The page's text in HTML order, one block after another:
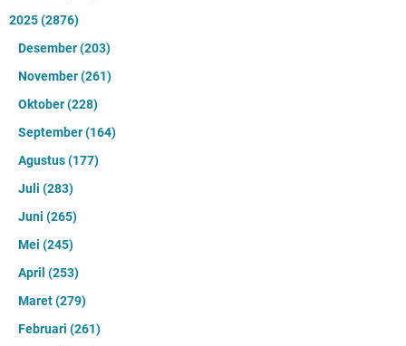
2025(2876)
Desember(203)
November(261)
Oktober(228)
September(164)
Agustus(177)
Juli (283)
Juni (265)
Mei (245)
April (253)
Maret(279)
Februari (261)